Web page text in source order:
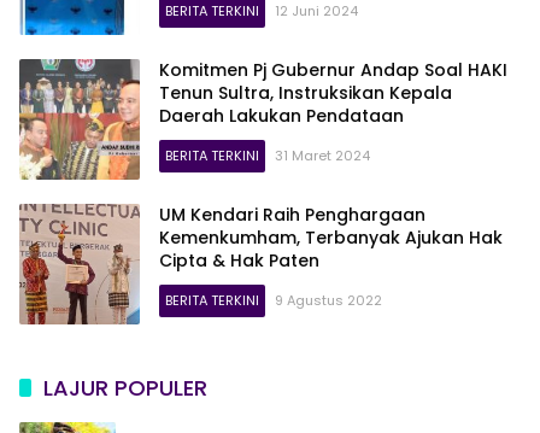
BERITA TERKINI 12 Juni 2024
Komitmen Pj Gubernur Andap Soal HAKI
Tenun Sultra, Instruksikan Kepala
Daerah Lakukan Pendataan
BERITA TERKINI 31 Maret 2024
UM Kendari Raih Penghargaan
Kemenkumham, Terbanyak Ajukan Hak
Cipta & Hak Paten
BERITA TERKINI 9 Agustus 2022
LAJUR POPULER